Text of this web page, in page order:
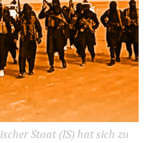
Staat (IS) hat sich zu